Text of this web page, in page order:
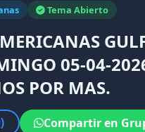
Tema Abierto
05-04-
POR MAS.
) Compartir en